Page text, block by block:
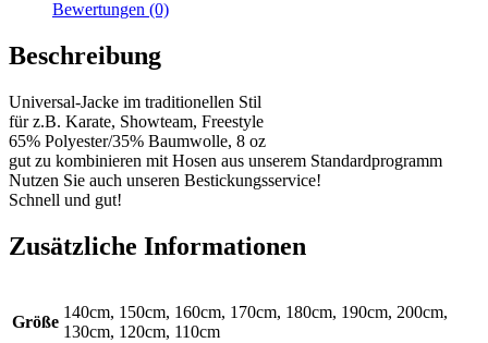
Bewertungen (0)
Beschreibung
Universal-Jacke im traditionellen Stil
für z.B. Karate, Showteam, Freestyle
65% Polyester/35% Baumwolle, 8 oz
gut zu kombinieren mit Hosen aus unserem Standardprogramm
Nutzen Sie auch unseren Bestickungsservice!
Schnell und gut!
Zusätzliche Informationen
Größe
140cm, 150cm, 160cm, 170cm, 180cm, 190cm, 200cm,
130cm, 120cm, 110cm